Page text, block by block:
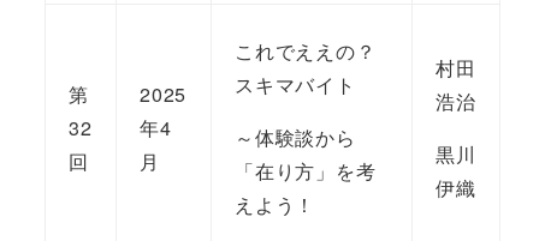
第
32
回
2025
年4
月
これでええの？
スキマバイト
～体験談から
「在り方」を考
えよう！
村田
浩治
黒川
伊織